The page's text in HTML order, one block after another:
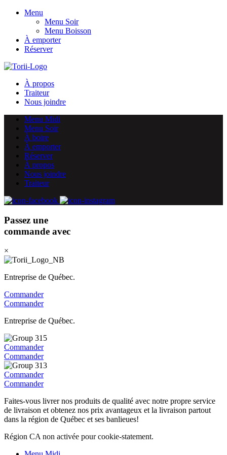
Menu
Menu Soir
Menu Boisson
À emporter
Réserver
À propos
Traiteur
Nous joindre
Menu Midi
Menu Soir
À boire
À emporter
Réserver
À propos
Nous joindre
Traiteur
Passez une
commande avec
×
Entreprise de Québec.
Commander
Commander
Entreprise de Québec.
Commander
Commander
Commander
Commander
Faites-vous livrer nos produits de qualité avec notre propre service
de livraison et obtenez nos prix avantageux et la livraison partout
dans la région de Québec et ses banlieues!
Région CA non activée pour cookie-statement.